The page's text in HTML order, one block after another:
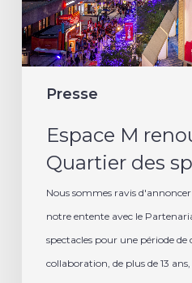
Presse
des
spectacles
Espace M
Quartier des
Nous sommes ravis
notre entente avec le
spectacles pour une période de
collaboration, de plus de 13 ans,